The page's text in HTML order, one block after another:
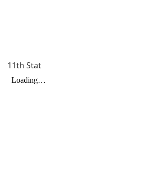
11th Stat